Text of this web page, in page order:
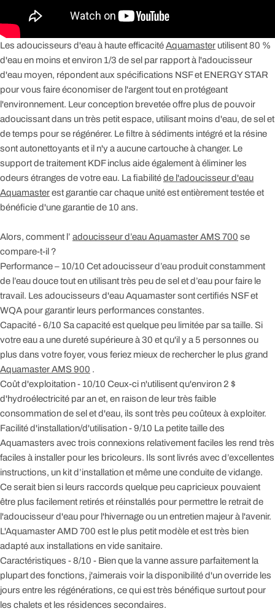
Les adoucisseurs d'eau à haute efficacitéAquamaster utilisent 80 %
d'eau en moins et environ 1/3 de sel par rapport à l'adoucisseur
d'eau moyen, répondent aux spécifications NSF et ENERGY STAR
pour vous faire économiser de l'argent tout en protégeant
l'environnement. Leur conception brevetée offre plus de pouvoir
adoucissant dans un très petit espace, utilisant moins d'eau, de sel et
de temps pour se régénérer. Le filtre à sédiments intégré et la résine
sont autonettoyants et il n'y a aucune cartouche à changer. Le
support de traitement KDF inclus aide également à éliminer les
odeurs étranges de votre eau. La fiabilitéde l'adoucisseur d'eau
Aquamasterest garantie car chaque unité est entièrement testée et
bénéficie d'une garantie de 10 ans.
Alors, comment l’ adoucisseur d’eau Aquamaster AMS 700 se
compare-t-il ?
Performance – 10/10 Cet adoucisseur d’eau produit constamment
de l’eau douce tout en utilisant très peu de sel et d’eau pour faire le
travail. Les adoucisseurs d'eau Aquamaster sont certifiés NSF et
WQA pour garantir leurs performances constantes.
Capacité - 6/10 Sa capacité est quelque peu limitée par sa taille. Si
votre eau a une dureté supérieure à 30 et qu'il y a 5 personnes ou
plus dans votre foyer, vous feriez mieux de rechercher le plus grand
Aquamaster AMS 900 .
Coût d'exploitation - 10/10 Ceux-ci n'utilisent qu'environ 2 $
d'hydroélectricité par an et, en raison de leur très faible
consommation de sel et d'eau, ils sont très peu coûteux à exploiter.
Facilité d'installation/d'utilisation - 9/10 La petite taille des
Aquamasters avec trois connexions relativement faciles les rend très
faciles à installer pour les bricoleurs. Ils sont livrés avec d’excellentes
instructions, un kit d’installation et même une conduite de vidange.
Ce serait bien si leurs raccords quelque peu capricieux pouvaient
être plus facilement retirés et réinstallés pour permettre le retrait de
l'adoucisseur d'eau pour l'hivernage ou un entretien majeur à l'avenir.
L'Aquamaster AMD 700 est le plus petit modèle et est très bien
adapté aux installations en vide sanitaire.
Caractéristiques - 8/10 - Bien que la vanne assure parfaitement la
plupart des fonctions, j'aimerais voir la disponibilité d'un override les
jours entre les régénérations, ce qui est très bénéfique surtout pour
les chalets et les résidences secondaires.